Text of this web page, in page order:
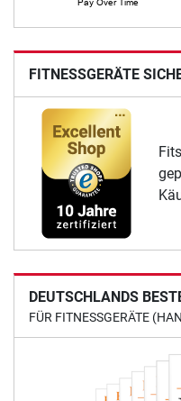
FITNESSGERÄTE
DEUTSCHLANDS
FÜR FITNESSGERÄTE